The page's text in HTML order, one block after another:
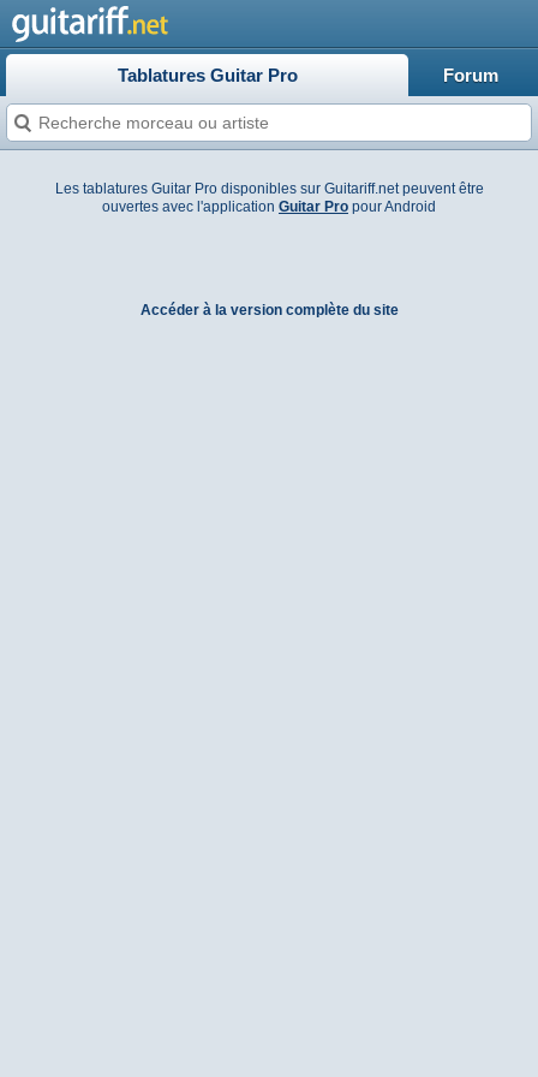
Tablatures Guitar Pro Forum
Les tablatures Guitar Pro disponibles sur Guitariff.net peuvent être
ouvertes avec l'application Guitar Pro pour Android
Accéder à la version complète du site